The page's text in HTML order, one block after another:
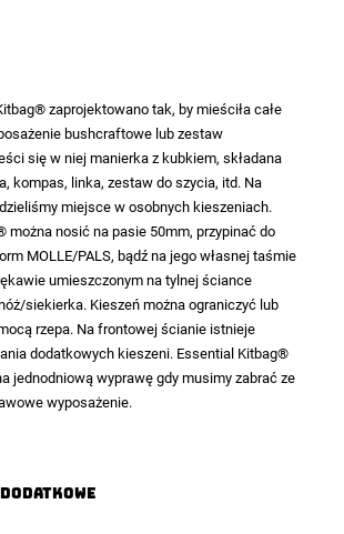
® zaprojektowano tak, by mieściła całe
bushcraftowe lub zestaw
się w niej manierka z kubkiem, składana
kompas, linka, zestaw do szycia, itd. Na
miejsce w osobnych kieszeniach.
można nosić na pasie 50mm, przypinać do
MOLLE/PALS, bądź na jego własnej taśmie
umieszczonym na tylnej ściance
siekierka. Kieszeń można ograniczyć lub
rzepa. Na frontowej ścianie istnieje
dodatkowych kieszeni. Essential Kitbag®
jednodniową wyprawę gdy musimy zabrać ze
wyposażenie.